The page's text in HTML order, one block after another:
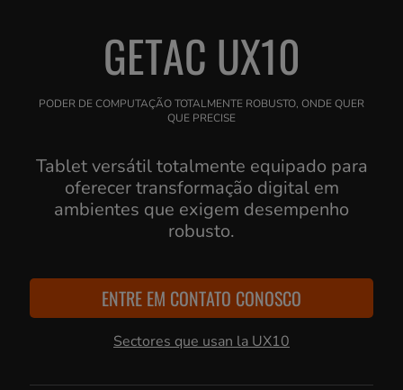
GETAC UX10
PODER DE COMPUTAÇÃO TOTALMENTE ROBUSTO, ONDE QUER
QUE PRECISE
Tablet versátil totalmente equipado para
oferecer transformação digital em
ambientes que exigem desempenho
robusto.
ENTRE EM CONTATO CONOSCO
Sectores que usan la UX10